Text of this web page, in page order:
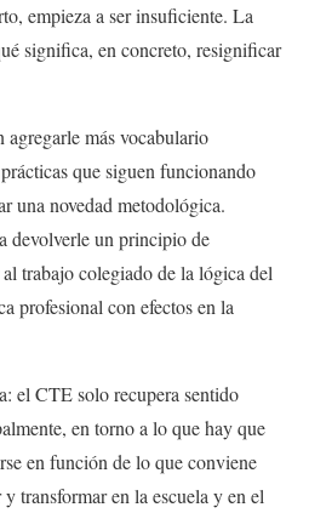
empieza a ser insuficiente. La
significa, en concreto, resignificar
más vocabulario
que siguen funcionando
una novedad metodológica.
devolverle un principio de
trabajo colegiado de la lógica del
profesional con efectos en la
el CTE solo recupera sentido
en torno a lo que hay que
en función de lo que conviene
transformar en la escuela y en el